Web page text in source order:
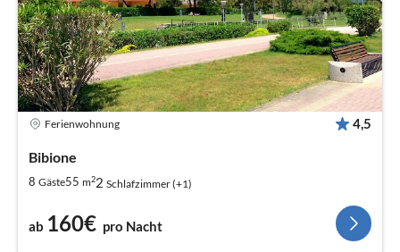
Ferienwohnung 4,5
Bibione
8 Gäste55 m22 Schlafzimmer (+1)
ab 160€ pro Nacht